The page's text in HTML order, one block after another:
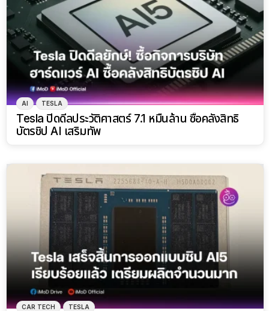
AI TESLA
Tesla ปิดดีลประวัติศาสตร์ 7.1 หมื่นล้าน ซื้อคลังสิทธิ
บัตรชิป AI เสริมทัพ
CAR TECH TESLA